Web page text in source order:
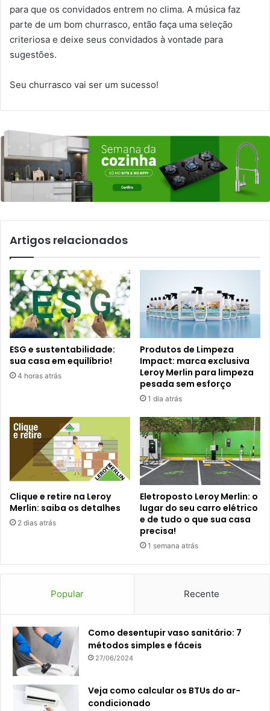
para que os convidados entrem no clima. A música faz
parte de um bom churrasco, então faça uma seleção
criteriosa e deixe seus convidados à vontade para
sugestões.
Seu churrasco vai ser um sucesso!
Artigos relacionados
ESG e sustentabilidade:
sua casa em equilíbrio!
4 horas atrás
Produtos de Limpeza
Impact: marca exclusiva
Leroy Merlin para limpeza
pesada sem esforço
1 dia atrás
Clique e retire na Leroy
Merlin: saiba os detalhes
2 dias atrás
Eletroposto Leroy Merlin: o
lugar do seu carro elétrico
e de tudo o que sua casa
precisa!
1 semana atrás
Popular Recente
Como desentupir vaso sanitário: 7
métodos simples e fáceis
27/06/2024
Veja como calcular os BTUs do ar-
condicionado